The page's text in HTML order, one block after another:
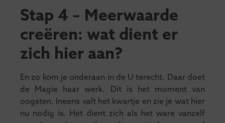
Stap 4 – Meerwaarde
creëren: wat dient er
zich hier aan?
En zo kom je onderaan in de U terecht. Daar doet
de Magie haar werk. Dit is het moment van
oogsten. Ineens valt het kwartje en zie je wat hier
nu nodig is. Het dient zich als het ware vanzelf